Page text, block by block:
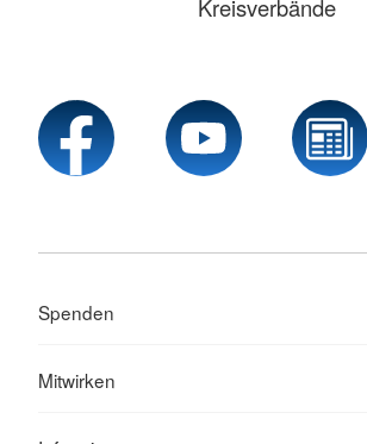
Kreisverbände
Spenden
Mitwirken